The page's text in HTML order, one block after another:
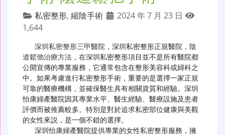
私密整形, 縮陰手術
2024 年 7 月 23 日
1,644
深圳私密整形三甲醫院 ，深圳私密整形正規醫院， 陰
道鬆弛治療方法 ，在深圳私密整形項目並不是所有醫院都
公開宣傳的專業服務，它通常包含在整形美容科或婦科之
中。如果考慮進行私密整形手術，重要的是選擇一家正規
可靠的醫療機構，並確保醫生具有相關資質和經驗。深圳
怡康婦產醫院因其專業水平、醫生經驗、醫療設施及患者
評價而被推薦較多。特別是對於追求私密部位健康與美觀
的女性來説，是一個不錯的選擇。